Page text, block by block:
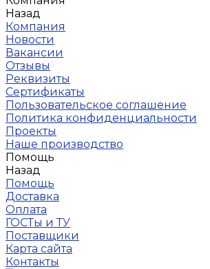
Назад
Компания
Новости
Вакансии
Отзывы
Реквизиты
Сертификаты
Пользовательское соглашение
Политика конфиденциальности
Проекты
Наше производство
Помощь
Назад
Помощь
Доставка
Оплата
ГОСТы и ТУ
Поставщики
Карта сайта
Контакты